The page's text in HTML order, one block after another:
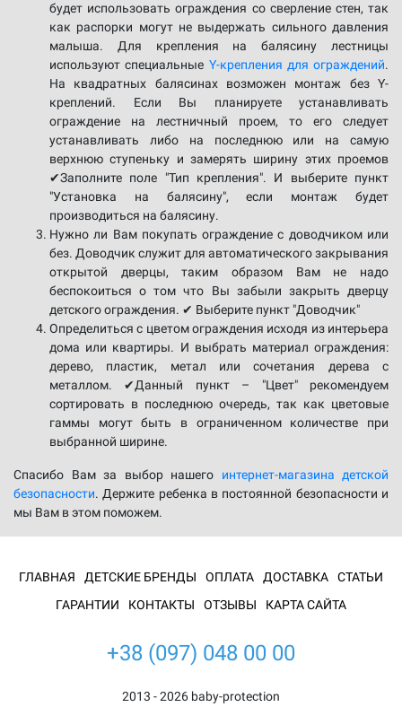
будет использовать ограждения со сверление стен, так
как распорки могут не выдержать сильного давления
малыша. Для крепления на балясину лестницы
используют специальные Y-крепления для ограждений.
На квадратных балясинах возможен монтаж без Y-
креплений. Если Вы планируете устанавливать
ограждение на лестничный проем, то его следует
устанавливать либо на последнюю или на самую
верхнюю ступеньку и замерять ширину этих проемов
✔Заполните поле "Тип крепления". И выберите пункт
"Установка на балясину", если монтаж будет
производиться на балясину.
Нужно ли Вам покупать ограждение с доводчиком или
без. Доводчик служит для автоматического закрывания
открытой дверцы, таким образом Вам не надо
беспокоиться о том что Вы забыли закрыть дверцу
детского ограждения. ✔ Выберите пункт "Доводчик"
Определиться с цветом ограждения исходя из интерьера
дома или квартиры. И выбрать материал ограждения:
дерево, пластик, метал или сочетания дерева с
металлом. ✔Данный пункт – "Цвет" рекомендуем
сортировать в последнюю очередь, так как цветовые
гаммы могут быть в ограниченном количестве при
выбранной ширине.
Спасибо Вам за выбор нашего интернет-магазина детской
безопасности. Держите ребенка в постоянной безопасности и
мы Вам в этом поможем.
ГЛАВНАЯ ДЕТСКИЕ БРЕНДЫ ОПЛАТА ДОСТАВКА
СТАТЬИ
ГАРАНТИИ
КОНТАКТЫ ОТЗЫВЫ КАРТА САЙТА
+38 (097) 048 00 00
2013 - 2026 baby-protection